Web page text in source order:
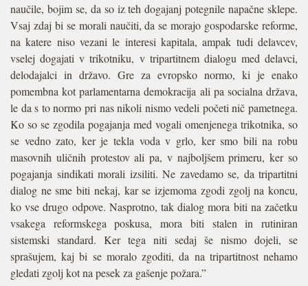
naučile, bojim se, da so iz teh dogajanj potegnile napačne sklepe.
Vsaj zdaj bi se morali naučiti, da se morajo gospodarske reforme,
na katere niso vezani le interesi kapitala, ampak tudi delavcev,
vselej dogajati v trikotniku, v tripartitnem dialogu med delavci,
delodajalci in državo. Gre za evropsko normo, ki je enako
pomembna kot parlamentarna demokracija ali pa socialna država,
le da s to normo pri nas nikoli nismo vedeli početi nič pametnega.
Ko so se zgodila pogajanja med vogali omenjenega trikotnika, so
se vedno zato, ker je tekla voda v grlo, ker smo bili na robu
masovnih uličnih protestov ali pa, v najboljšem primeru, ker so
pogajanja sindikati morali izsiliti. Ne zavedamo se, da tripartitni
dialog ne sme biti nekaj, kar se izjemoma zgodi zgolj na koncu,
ko vse drugo odpove. Nasprotno, tak dialog mora biti na začetku
vsakega reformskega poskusa, mora biti stalen in rutiniran
sistemski standard. Ker tega niti sedaj še nismo dojeli, se
sprašujem, kaj bi se moralo zgoditi, da na tripartitnost nehamo
gledati zgolj kot na pesek za gašenje požara.”